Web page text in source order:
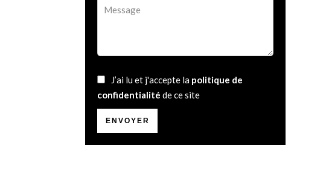
J’ai lu et j'accepte la politique de
confidentialité de ce site
ENVOYER